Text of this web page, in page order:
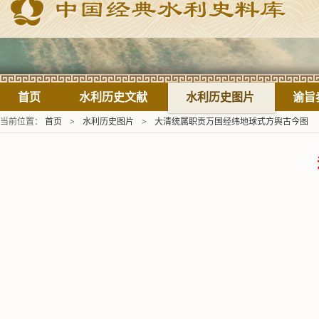
首页 水利历史文献 水利历史图片 谕旨
当前位置： 首页 > 水利历史图片 > 大清统属职贡万国经纬地球式方舆古今图